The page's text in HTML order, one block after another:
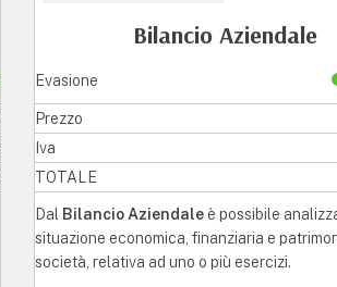
Bilancio Aziendale
Evasione
Prezzo
Iva
TOTALE
Dal Bilancio Aziendale è possibile
situazione economica, finanziaria e
società, relativa ad uno o più esercizi.